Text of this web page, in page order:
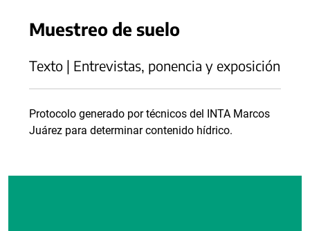
Muestreo de suelo
Texto | Entrevistas, ponencia y exposición
Protocolo generado por técnicos del INTA Marcos
Juárez para determinar contenido hídrico.